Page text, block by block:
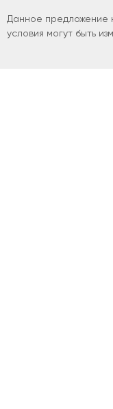
Данное предложение
условия могут быть